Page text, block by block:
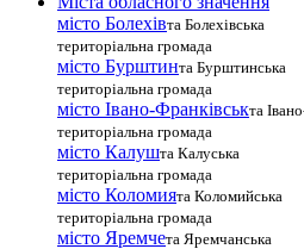
місто Болехівта Болехівська
територіальна громада
місто Бурштинта Бурштинська
територіальна громада
місто Івано-Франківськта
територіальна громада
місто Калушта Калуська
територіальна громада
місто Коломията Коломийська
територіальна громада
місто Яремчета Яремчанська